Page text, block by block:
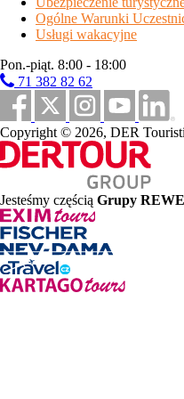
śniadanie- w formie
opis pokoju
1 sypialnia z łóżkiem
Standard 2/3- pokój z
Standard 4- pokój z
wyposażenie pokoi
wyposażenie pokoi-
uwaga
ważna informacja
Dzieci poniżej 3 lat
W razie zainteresowania
Ogólne Warunki
Usługi wakacyjne
Pon.-piąt. 8:00 - 18:00
71 382 82 62
Copyright © 2026, DER
Jesteśmy częścią Grupy REWE